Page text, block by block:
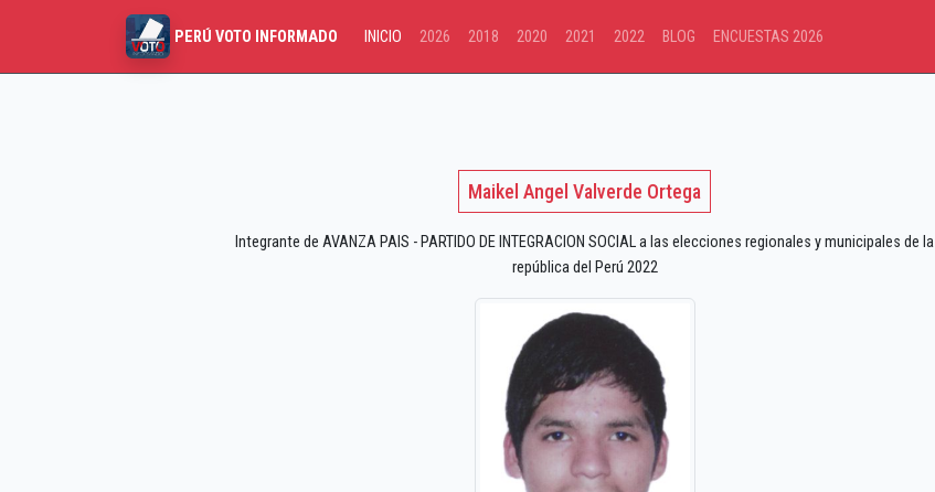
PERÚ VOTO INFORMADO INICIO 2026 2018 2020 2021 2022 BLOG ENCUESTAS 2026
Maikel Angel Valverde Ortega
Integrante de AVANZA PAIS - PARTIDO DE INTEGRACION SOCIAL a las elecciones regionales y municipales de la
república del Perú 2022